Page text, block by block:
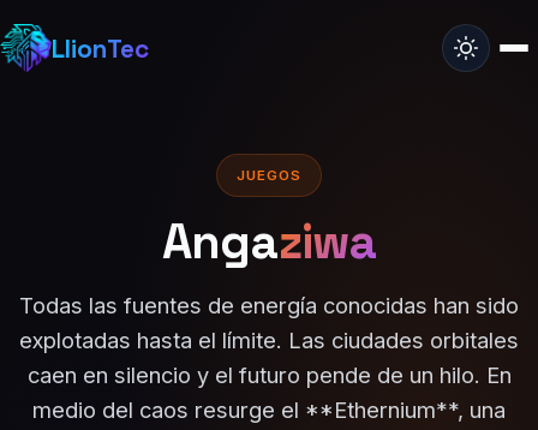
LlionTec
JUEGOS
Angaziwa
Todas las fuentes de energía conocidas han sido
explotadas hasta el límite. Las ciudades orbitales
caen en silencio y el futuro pende de un hilo. En
medio del caos resurge el **Ethernium**, una